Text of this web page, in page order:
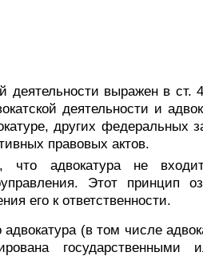
деятельности выражен в ст.
деятельности и
других федеральных
правовых актов.
что адвокатура не
Этот принцип
его к ответственности.
(в том числе
государственными